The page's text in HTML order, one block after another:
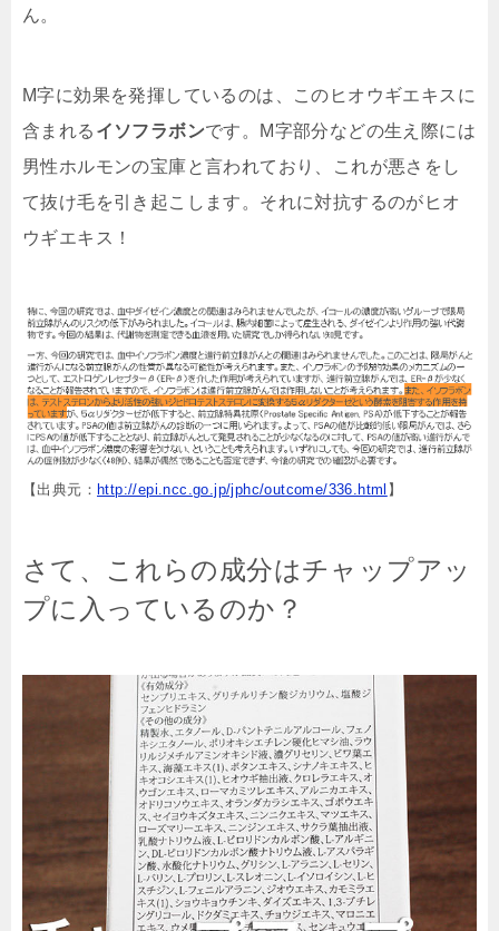
ん。
M字に効果を発揮しているのは、このヒオウギエキスに
含まれる イソフラボンです。M字部分などの生え際には
男性ホルモンの宝庫と言われており、これが悪さをし
て抜け毛を引き起こします。それに対抗するのがヒオ
ウギエキス！
【出典元： http://epi.ncc.go.jp/jphc/outcome/336.html 】
さて、これらの成分はチャップアッ
プに入っているのか？